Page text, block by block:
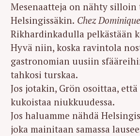
Mesenaatteja on nähty
Helsingissäkin. Chez Dominique
Rikhardinkadulla pelkästään
Hyvä niin, koska ravintola
gastronomian uusiin
tahkosi turskaa.
Jos jotakin, Grön osoittaa,
kukoistaa niukkuudessa.
Jos haluamme nähdä
joka mainitaan samassa